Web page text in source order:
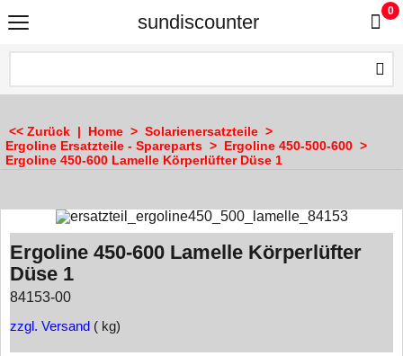
sundiscounter
0
<< Zurück | Home > Solarienersatzteile >
Ergoline Ersatzteile - Spareparts > Ergoline 450-500-600 >
Ergoline 450-600 Lamelle Körperlüfter Düse 1
Ergoline 450-600 Lamelle Körperlüfter
Düse 1
84153-00
zzgl. Versand kg